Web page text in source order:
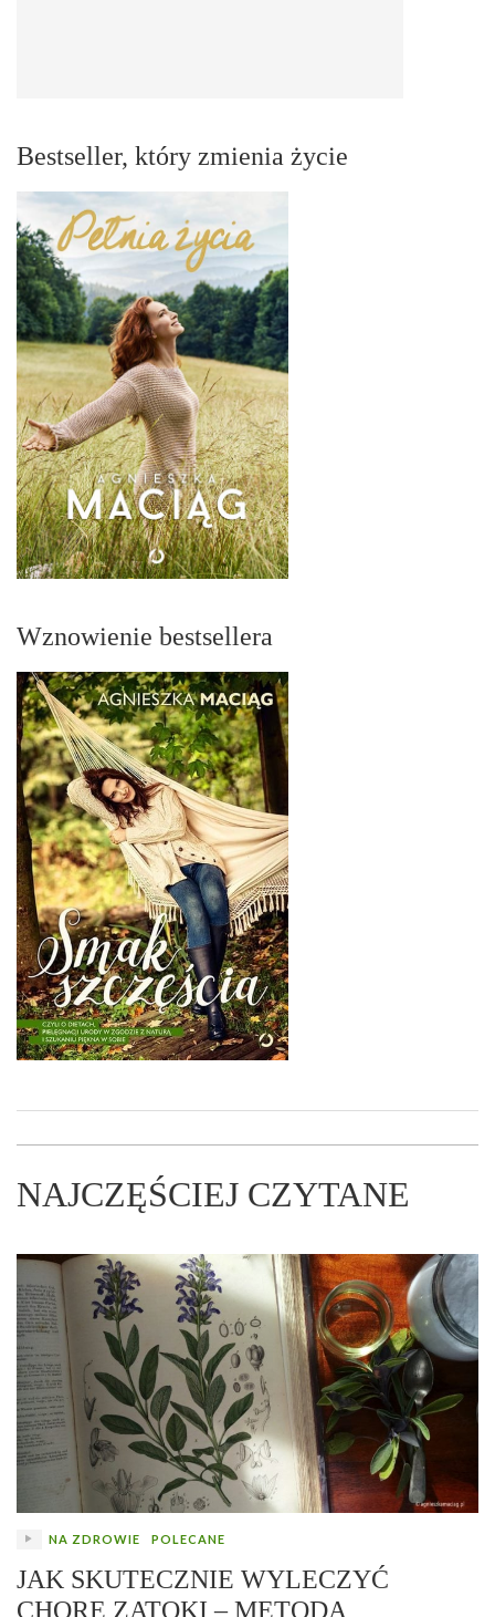
Bestseller, który zmienia życie
Wznowienie bestsellera
NAJCZĘŚCIEJ CZYTANE
NA ZDROWIE POLECANE
JAK SKUTECZNIE WYLECZYĆ
CHORE ZATOKI – METODA